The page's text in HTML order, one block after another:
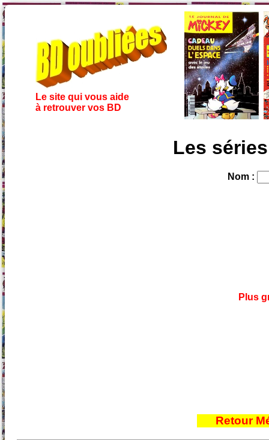
Le site qui vous aide
à retrouver vos BD
Les
Nom :
Plus
Retour